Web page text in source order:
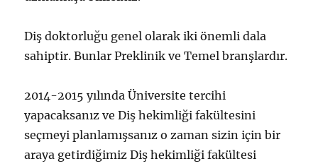
Diş doktorluğu genel olarak iki önemli dala
sahiptir. Bunlar Preklinik ve Temel branşlardır.
2014-2015 yılında Üniversite tercihi
yapacaksanız ve Diş hekimliği fakültesini
seçmeyi planlamışsanız o zaman sizin için bir
araya getirdiğimiz Diş hekimliği fakültesi